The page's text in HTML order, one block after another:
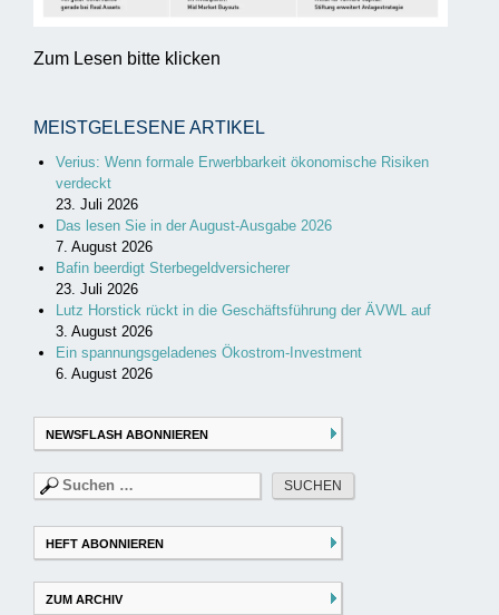
Zum Lesen bitte klicken
MEISTGELESENE ARTIKEL
Verius: Wenn formale Erwerbbarkeit ökonomische Risiken
verdeckt
23. Juli 2026
Das lesen Sie in der August-Ausgabe 2026
7. August 2026
Bafin beerdigt Sterbegeldversicherer
23. Juli 2026
Lutz Horstick rückt in die Geschäftsführung der ÄVWL auf
3. August 2026
Ein spannungsgeladenes Ökostrom-Investment
6. August 2026
NEWSFLASH ABONNIEREN
Suchen
nach:
HEFT ABONNIEREN
ZUM ARCHIV